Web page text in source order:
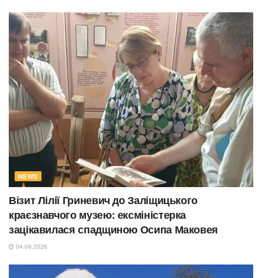
NEWS
Візит Лілії Гриневич до Заліщицького
краєзнавчого музею: ексміністерка
зацікавилася спадщиною Осипа Маковея
04.08.2026